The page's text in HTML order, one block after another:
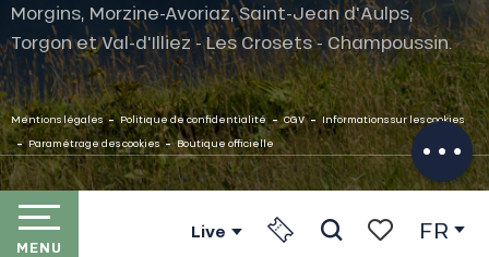
MENU
Live FR
Description
Prestations
Ouvertures
Contacter
par email
Morgins, Morzine-Avoriaz, Saint-Jean d'Aulps,
Torgon et Val-d'Illiez - Les Crosets - Champoussin.
Mentions légales - Politique de confidentialité - CGV - Informations sur les cookies
- Paramétrage des cookies - Boutique officielle